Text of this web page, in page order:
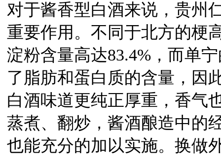
对于酱香型白酒来说，贵州
重要作用。不同于北方的梗
淀粉含量高达83.4%，而单
了脂肪和蛋白质的含量，因
白酒味道更纯正厚重，香气
蒸煮、翻炒，酱酒酿造中的
也能充分的加以实施。换做